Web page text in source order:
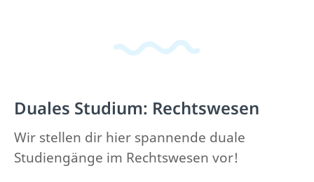
Duales Studium: Rechtswesen
Wir stellen dir hier spannende duale
Studiengänge im Rechtswesen vor!